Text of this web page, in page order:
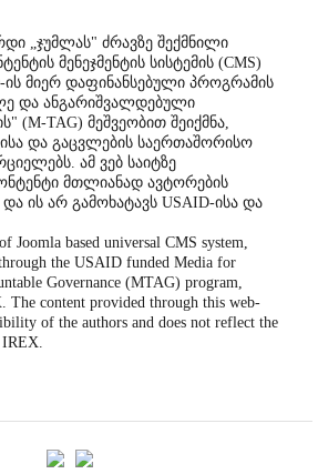
„ჯუმლას" ძრავზე შექმნილი
მენეჯმენტის სისტემის (CMS)
ის მიერ დაფინანსებული პროგრამის
და ანგარიშვალდებული
(M-TAG) მეშვეობით შეიქმნა,
და გაცვლების საერთაშორისო
ამ ვებ საიტზე
მთლიანად ავტორების
ის არ გამოხატავს USAID-ისა და
Joomla based universal CMS system,
the USAID funded Media for
Governance (MTAG) program,
The content provided through this web-
of the authors and does not reflect the